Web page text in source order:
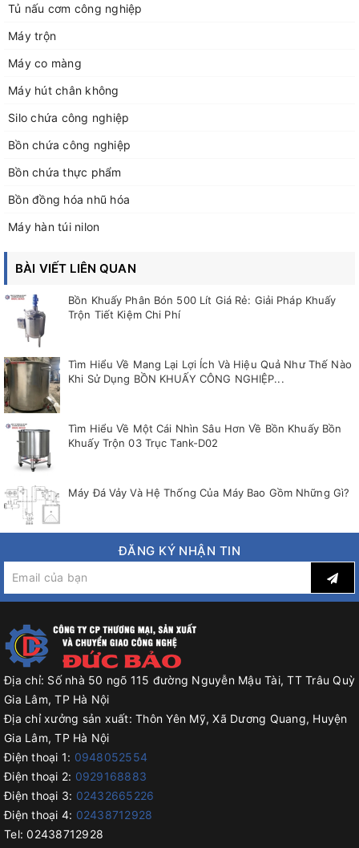
Tủ nấu cơm công nghiệp
Máy trộn
Máy co màng
Máy hút chân không
Silo chứa công nghiệp
Bồn chứa công nghiệp
Bồn chứa thực phẩm
Bồn đồng hóa nhũ hóa
Máy hàn túi nilon
BÀI VIẾT LIÊN QUAN
Bồn Khuấy Phân Bón 500 Lít Giá Rẻ: Giải Pháp Khuấy
Trộn Tiết Kiệm Chi Phí
Tìm Hiểu Về Mang Lại Lợi Ích Và Hiệu Quả Như Thế Nào
Khi Sử Dụng BỒN KHUẤY CÔNG NGHIỆP...
Tìm Hiểu Về Một Cái Nhìn Sâu Hơn Về Bồn Khuấy Bồn
Khuấy Trộn 03 Trục Tank-D02
Máy Đá Vảy Và Hệ Thống Của Máy Bao Gồm Những Gì?
ĐĂNG KÝ NHẬN TIN
Địa chỉ: Số nhà 50 ngõ 115 đường Nguyễn Mậu Tài, TT Trâu Quỳ
Gia Lâm, TP Hà Nội
Địa chỉ xưởng sản xuất: Thôn Yên Mỹ, Xã Dương Quang, Huyện
Gia Lâm, TP Hà Nội
Điện thoại 1: 0948052554
Điện thoại 2: 0929168883
Điện thoại 3: 02432665226
Điện thoại 4: 02438712928
Tel: 02438712928